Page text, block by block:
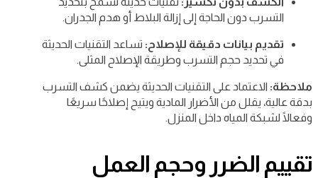
التسرب دون الحاجة إلى إزالة البلاط أو هدم الجدران.
تقديم بيانات دقيقة للإصلاح: تساعد التقنيات الحديثة
في تحديد حجم التسرب وطريقة الإصلاح المثلى.
ملاحظة: الاعتماد على التقنيات الحديثة يضمن كشف التسرب
بدقة عالية، يقلل من الأضرار المادية ويتيح إصلاحًا سريعًا
وفعالًا لشبكة المياه داخل المنزل.
تقييم الضرر وحجم العمل